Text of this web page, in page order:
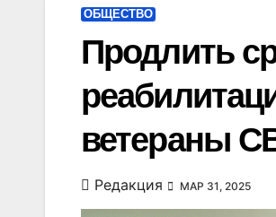
ОБЩЕСТВО
Продлить
ветераны
Редакция МАР 31, 2025